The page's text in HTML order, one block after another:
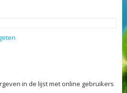
in de lijst met online gebruikers